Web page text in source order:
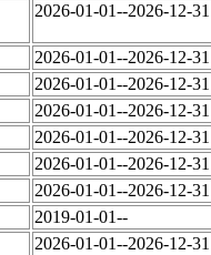
2026-01-01--2026-12-31
2026-01-01--2026-12-31
2026-01-01--2026-12-31
2026-01-01--2026-12-31
2026-01-01--2026-12-31
2026-01-01--2026-12-31
2026-01-01--2026-12-31
2019-01-01--
2026-01-01--2026-12-31